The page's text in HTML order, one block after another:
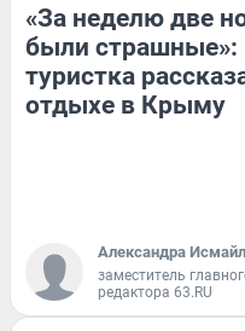
«За неделю две
были страшные»:
туристка
отдыхе в Крыму
Александра
заместитель
редактора 63.RU